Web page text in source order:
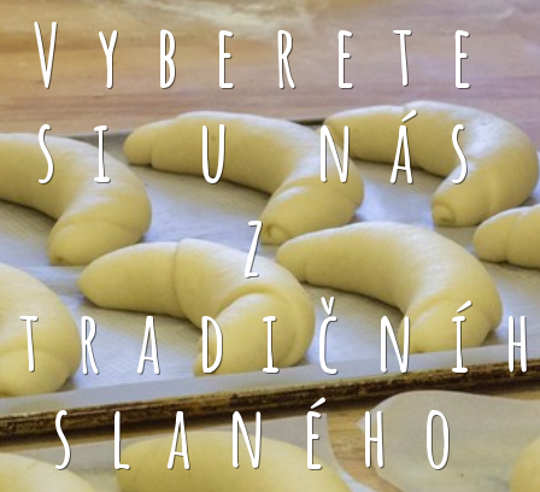
Vyberete
si u nás
z
slaného